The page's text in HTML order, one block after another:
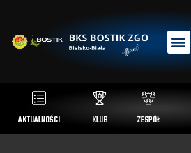
AKTUALNOŚCI KLUB ZESPÓŁ